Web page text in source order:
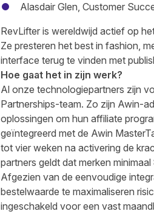
Alasdair Glen, Customer
RevLifter is wereldwijd actief op
Ze presteren het best in fashion,
interface terug te vinden met
Hoe gaat het in zijn werk?
Al onze technologiepartners zijn
Partnerships-team. Zo zijn Awin-
oplossingen om hun affiliate
geïntegreerd met de Awin
tot vier weken na activering de
partners geldt dat merken
Afgezien van de eenvoudige
bestelwaarde te maximaliseren
ingeschakeld voor een vast